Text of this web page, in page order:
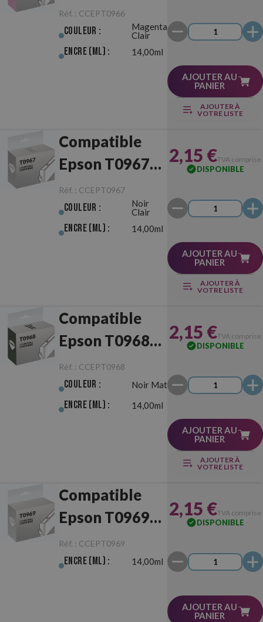
Magenta Clair
Réf. : CCEPT0966
Couleur :
Magenta
Clair
Encre (ml) : 14,00ml
AJOUTER AU
PANIER
AJOUTER À
VOTRE LISTE
Compatible
Epson T0967
Noir Clair
Réf. : CCEPT0967
Couleur :
Noir
Clair
Encre (ml) : 14,00ml
2,15 €TVA comprise
DISPONIBLE
AJOUTER AU
PANIER
AJOUTER À
VOTRE LISTE
Compatible
Epson T0968
Noir Mat
Réf. : CCEPT0968
Couleur : Noir Mat
Encre (ml) : 14,00ml
2,15 €TVA comprise
DISPONIBLE
AJOUTER AU
PANIER
AJOUTER À
VOTRE LISTE
Compatible
Epson T0969
Noir Clair Clair
Réf. : CCEPT0969
Encre (ml) : 14,00ml
2,15 €TVA comprise
DISPONIBLE
AJOUTER AU
PANIER